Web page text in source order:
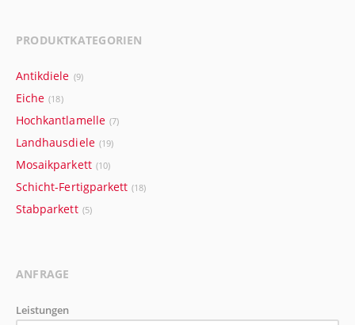
PRODUKTKATEGORIEN
Antikdiele (9)
Eiche (18)
Hochkantlamelle (7)
Landhausdiele (19)
Mosaikparkett (10)
Schicht-Fertigparkett (18)
Stabparkett (5)
ANFRAGE
Leistungen